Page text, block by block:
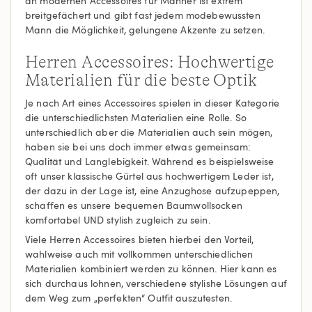
breitgefächert und gibt fast jedem modebewussten
Mann die Möglichkeit, gelungene Akzente zu setzen.
Herren Accessoires: Hochwertige
Materialien für die beste Optik
Je nach Art eines Accessoires spielen in dieser Kategorie
die unterschiedlichsten Materialien eine Rolle. So
unterschiedlich aber die Materialien auch sein mögen,
haben sie bei uns doch immer etwas gemeinsam:
Qualität und Langlebigkeit. Während es beispielsweise
oft unser klassische Gürtel aus hochwertigem Leder ist,
der dazu in der Lage ist, eine Anzughose aufzupeppen,
schaffen es unsere bequemen Baumwollsocken
komfortabel UND stylish zugleich zu sein.
Viele Herren Accessoires bieten hierbei den Vorteil,
wahlweise auch mit vollkommen unterschiedlichen
Materialien kombiniert werden zu können. Hier kann es
sich durchaus lohnen, verschiedene stylishe Lösungen auf
dem Weg zum „perfekten“ Outfit auszutesten.